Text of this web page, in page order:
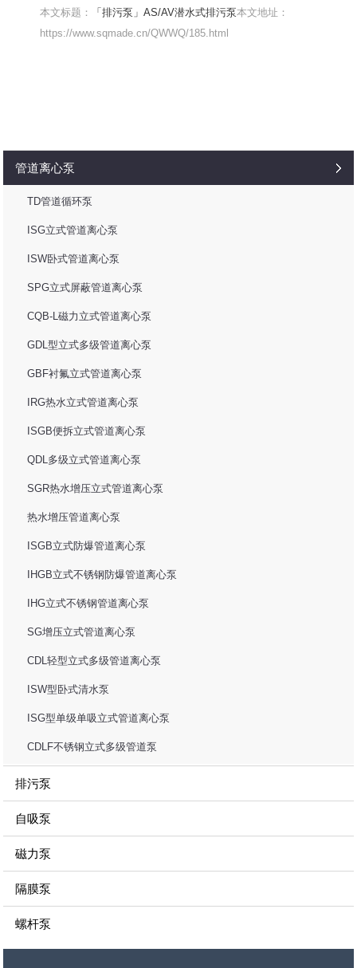
本文标题：
「排污泵」AS/AV潜水式排污泵本文地址：
https://www.sqmade.cn/QWWQ/185.html
管道离心泵
TD管道循环泵
ISG立式管道离心泵
ISW卧式管道离心泵
SPG立式屏蔽管道离心泵
CQB-L磁力立式管道离心泵
GDL型立式多级管道离心泵
GBF衬氟立式管道离心泵
IRG热水立式管道离心泵
ISGB便拆立式管道离心泵
QDL多级立式管道离心泵
SGR热水增压立式管道离心泵
热水增压管道离心泵
ISGB立式防爆管道离心泵
IHGB立式不锈钢防爆管道离心泵
IHG立式不锈钢管道离心泵
SG增压立式管道离心泵
CDL轻型立式多级管道离心泵
ISW型卧式清水泵
ISG型单级单吸立式管道离心泵
CDLF不锈钢立式多级管道泵
排污泵
自吸泵
磁力泵
隔膜泵
螺杆泵